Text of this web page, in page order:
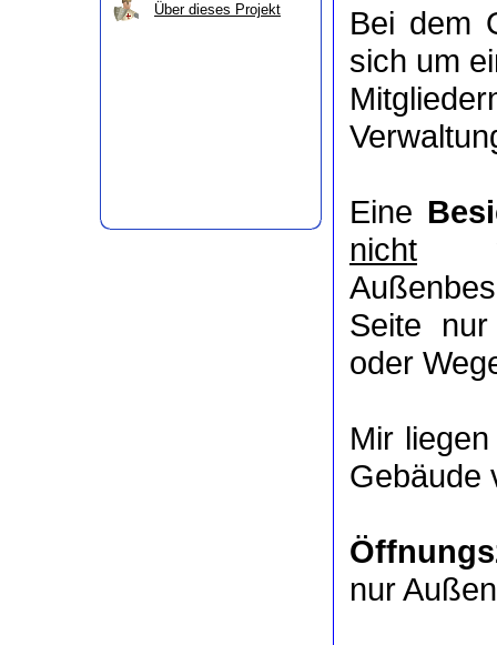
Über dieses Projekt
Bei dem
sich um
Eine
nicht
Seite
oder
Mir
Gebäude
nur